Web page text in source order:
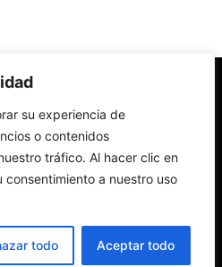
su experiencia de
o contenidos
tráfico. Al hacer clic en
consentimiento a nuestro uso
todo Aceptar todo
católica y la sociedad